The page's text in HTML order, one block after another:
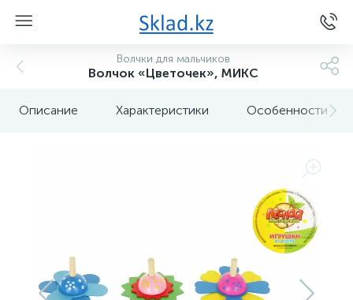
Волчки для мальчиков
Волчок «Цветочек», МИКС
Описание Характеристики Особенности